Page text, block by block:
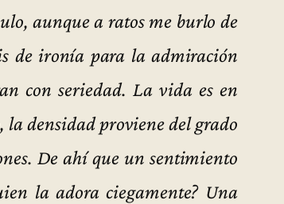
aunque a ratos me burlo de
de ironía para la admiración
con seriedad. La vida es en
la densidad proviene del grado
De ahí que un sentimiento
la adora ciegamente? Una